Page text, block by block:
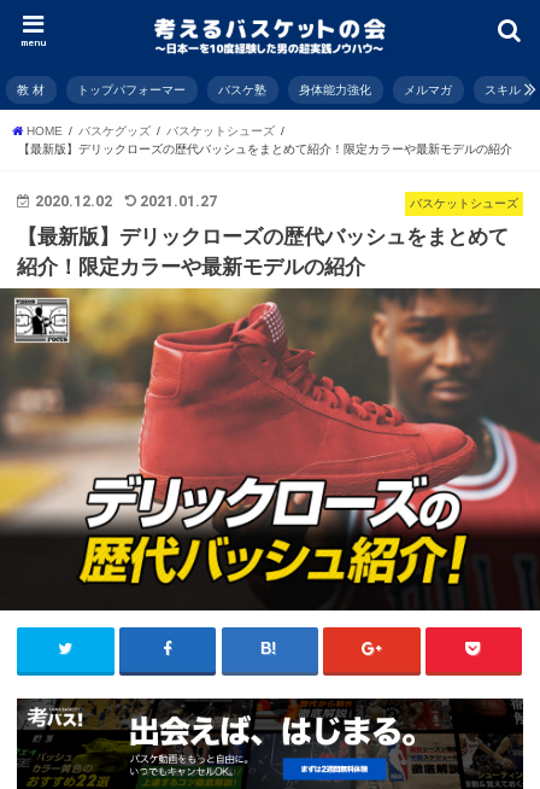
menu
教 材 トップパフォーマー バスケ塾 身体能力強化 メルマガ スキル
HOME バスケグッズ
バスケットシューズ
【最新版】デリックローズの歴代バッシュをまとめて紹介！限定カラーや最新モデルの紹介
バスケットシューズ
2020.12.02 2021.01.27
【最新版】デリックローズの歴代バッシュをまとめて
紹介！限定カラーや最新モデルの紹介